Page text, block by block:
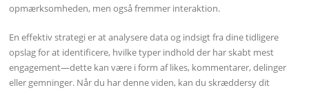
opmærksomheden, men også fremmer interaktion.
En effektiv strategi er at analysere data og indsigt fra dine tidligere
opslag for at identificere, hvilke typer indhold der har skabt mest
engagement—dette kan være i form af likes, kommentarer, delinger
eller gemninger. Når du har denne viden, kan du skræddersy dit